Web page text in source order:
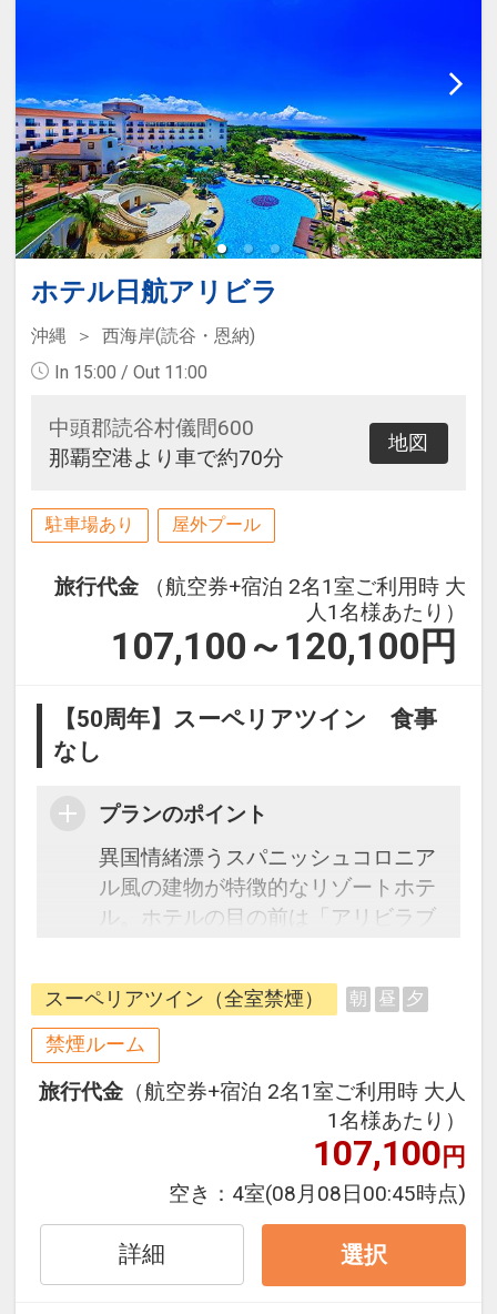
ホテル日航アリビラ
沖縄
西海岸(読谷・恩納)
In 15:00 / Out 11:00
中頭郡読谷村儀間600
那覇空港より車で約70分
地図
駐車場あり 屋外プール
旅行代金
（航空券+宿泊 2名1室ご利用時 大
人1名様あたり）
107,100～120,100 円
【50周年】スーペリアツイン 食事
なし
プランのポイント
異国情緒漂うスパニッシュコロニア
ル風の建物が特徴的なリゾートホテ
ル。ホテルの目の前は「アリビラブ
明度を誇る海が広がっています♪
◆駐車場滞在中無料（通常1滞在
1,000円）
◆館内利用券お1人様に1枚プレゼン
ショップ・ラウンジにてご利用いた
◆屋外プールがご滞在中無料
スーペリアツイン（全室禁煙） 朝 昼 夕
禁煙ルーム
旅行代金 （航空券+宿泊 2名1室ご利用時 大人
1名様あたり）
107,100円
空き： 4室(08月08日00:45時点)
詳細 選択